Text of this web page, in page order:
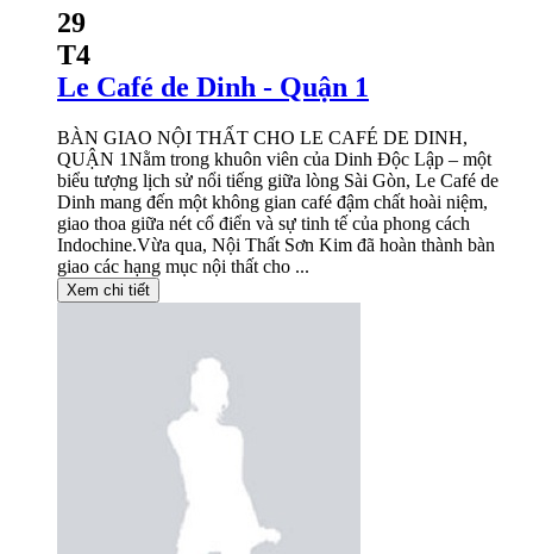
29
T4
Le Café de Dinh - Quận 1
BÀN GIAO NỘI THẤT CHO LE CAFÉ DE DINH,
QUẬN 1Nằm trong khuôn viên của Dinh Độc Lập – một
biểu tượng lịch sử nổi tiếng giữa lòng Sài Gòn, Le Café de
Dinh mang đến một không gian café đậm chất hoài niệm,
giao thoa giữa nét cổ điển và sự tinh tế của phong cách
Indochine.Vừa qua, Nội Thất Sơn Kim đã hoàn thành bàn
giao các hạng mục nội thất cho ...
Xem chi tiết